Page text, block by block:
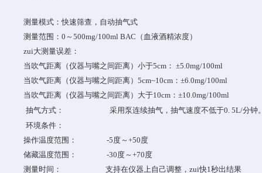
测量模式：快速筛查，自动抽气式
测量范围：0～500mg/100ml BAC（血液酒精浓度）
zui大测量误差：
当吹气距离（仪器与嘴之间距离）小于5cm： ±5.0mg/100ml
当吹气距离（仪器与嘴之间距离）5cm~10cm：±6.0mg/100ml
当吹气距离（仪器与嘴之间距离）大于10cm：±10.0mg/100ml
抽气方式： 采用泵连续抽气，抽气速度不低于0. 5L/分钟。
环境条件：
操作温度范围： -5度～+50度
储藏温度范围： -30度～+70度
测量时间： 支持在仪器上自己调整，zui快1秒出结果